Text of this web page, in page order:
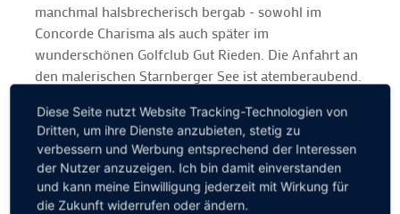
manchmal halsbrecherisch bergab - sowohl im
Concorde Charisma als auch später im
wunderschönen Golfclub Gut Rieden. Die Anfahrt an
den malerischen Starnberger See ist atemberaubend.
mit einem grandiosen Alpenpanorama verwöhnt. Ein
kleiner Tipp nach drei Tagen Wohnmobil Golf
Adventure gefällig? Bitte immer vor der Anreise bei
den jeweiligen Golfclubs anrufen und nach
gesperrten Straßen, nicht passierbaren Wegen oder
Diese Seite nutzt Website Tracking-Technologien von
Dritten, um ihre Dienste anzubieten, stetig zu
verbessern und Werbung entsprechend der Interessen
der Nutzer anzuzeigen. Ich bin damit einverstanden
und kann meine Einwilligung jederzeit mit Wirkung für
die Zukunft widerrufen oder ändern.